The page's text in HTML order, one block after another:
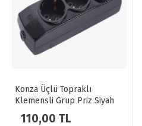
Konza Üçlü Topraklı
Klemensli Grup Priz Siyah
110,00 TL